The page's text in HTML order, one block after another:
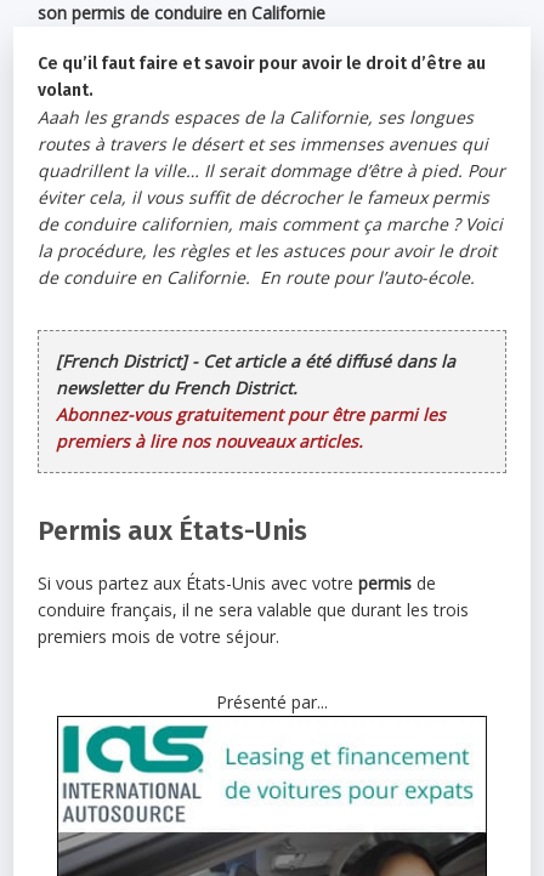
son permis de conduire en Californie
Ce qu’il faut faire et savoir pour avoir le droit d’être au
volant.
Aaah les grands espaces de la Californie, ses longues
routes à travers le désert et ses immenses avenues qui
quadrillent la ville… Il serait dommage d’être à pied. Pour
éviter cela, il vous suffit de décrocher le fameux permis
de conduire californien, mais comment ça marche ? Voici
la procédure, les règles et les astuces pour avoir le droit
de conduire en Californie. En route pour l’auto-école.
[French District] - Cet article a été diffusé dans la
newsletter du French District.
Abonnez-vous gratuitement pour être parmi les
premiers à lire nos nouveaux articles.
Permis aux États-Unis
Si vous partez aux États-Unis avec votrepermis de
conduire français, il ne sera valable que durant les trois
premiers mois de votre séjour.
Présenté par...